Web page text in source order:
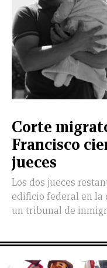
CERRAR
LEÓN
DE
VIDA
Corte
Francisco
jueces
Los dos jueces
edificio federal en la
un tribunal de